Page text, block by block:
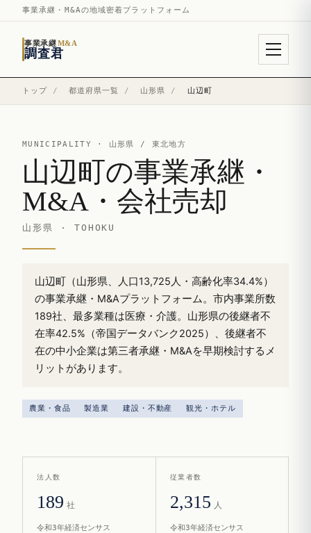
事業承継・M&Aの地域密着プラットフォーム
事業承継M&A
調査君
トップ / 都道府県一覧 / 山形県 / 山辺町
MUNICIPALITY · 山形県 / 東北地方
山辺町の事業承継・
M&A・会社売却
山形県 · TOHOKU
山辺町（山形県、人口13,725人・高齢化率34.4%）
の事業承継・M&Aプラットフォーム。市内事業所数
189社、最多業種は医療・介護。山形県の後継者不
在率42.5%（帝国データバンク2025）、後継者不
在の中小企業は第三者承継・M&Aを早期検討するメ
リットがあります。
農業・食品 製造業 建設・不動産 観光・ホテル
法人数
189 社
令和3年経済センサス
従業者数
2,315 人
令和3年経済センサス